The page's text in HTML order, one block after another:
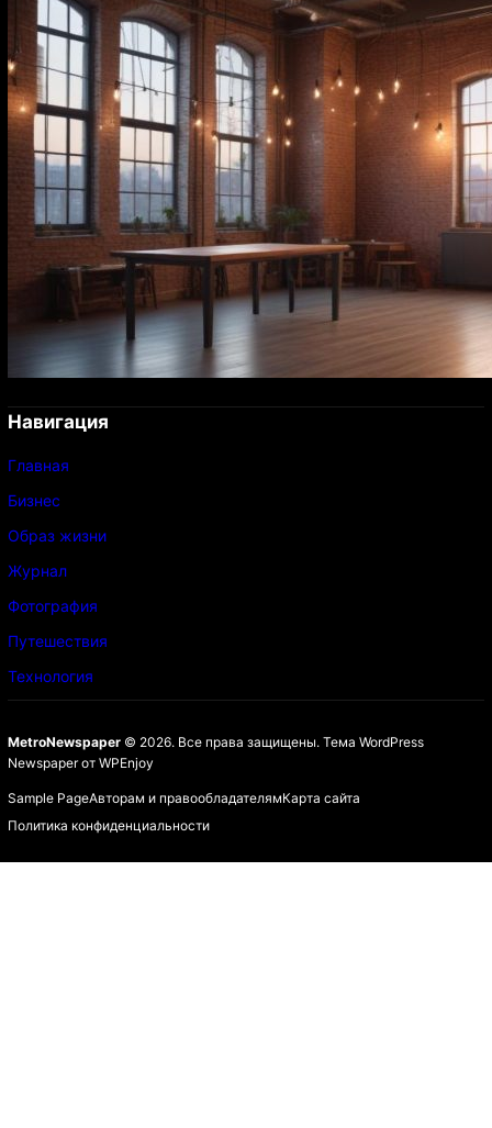
Навигация
Главная
Бизнес
Образ жизни
Журнал
Фотография
Путешествия
Технология
MetroNewspaper© 2026. Все права защищены. Тема WordPress
Newspaperот WPEnjoy
Sample PageАвторам и правообладателямКарта сайта
Политика конфиденциальности